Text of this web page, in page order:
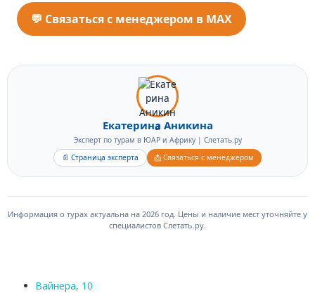
внимательным на серпантинах Гарден-Рут.
заверенное свидетельство о рождении с переводом
на английский. Если ребёнок путешествует с одним
родителем — согласие второго (с переводом). Без
💬 Связаться с менеджером в MAX
Екатерина Аникина
Эксперт по турам в ЮАР и Африку | Слетать.ру
📄 Страница эксперта
📩 Связаться с менеджером
Информация о турах актуальна на 2026 год. Цены и наличие мест уточняйте у
специалистов Слетать.ру.
Вайнера, 10